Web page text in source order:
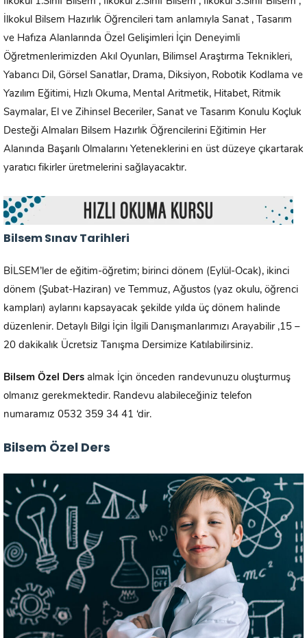
İlkokul Bilsem Hazırlık Öğrencileri tam anlamıyla Sanat , Tasarım
ve Hafıza Alanlarında Özel Gelişimleri İçin Deneyimli
Öğretmenlerimizden Akıl Oyunları, Bilimsel Araştırma Teknikleri,
Yabancı Dil, Görsel Sanatlar, Drama, Diksiyon, Robotik Kodlama ve
Yazılım Eğitimi, Hızlı Okuma, Mental Aritmetik, Hitabet, Ritmik
Saymalar, El ve Zihinsel Beceriler, Sanat ve Tasarım Konulu Koçluk
Desteği Almaları Bilsem Hazırlık Öğrencilerini Eğitimin Her
Alanında Başarılı Olmalarını Yeteneklerini en üst düzeye çıkartarak
yaratıcı fikirler üretmelerini sağlayacaktır.
Bilsem Sınav Tarihleri
BİLSEM’ler de eğitim-öğretim; birinci dönem (Eylül-Ocak), ikinci
dönem (Şubat-Haziran) ve Temmuz, Ağustos (yaz okulu, öğrenci
kampları) aylarını kapsayacak şekilde yılda üç dönem halinde
düzenlenir. Detaylı Bilgi İçin İlgili Danışmanlarımızı Arayabilir ,15 –
20 dakikalık Ücretsiz Tanışma Dersimize Katılabilirsiniz.
Bilsem Özel Ders almak İçin önceden randevunuzu oluşturmuş
olmanız gerekmektedir. Randevu alabileceğiniz telefon
numaramız 0532 359 34 41 ‘dir.
Bilsem Özel Ders